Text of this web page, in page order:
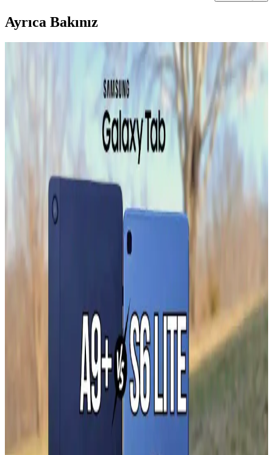
Ayrıca Bakınız
Samsung Smart TV'lerde Samsung TV Plus
Uygulamasından Çıkamama Sorunu ve Çözüm
Samsung Smart TV'lerde son yazılım güncellemesi sonrası TV Plus
uygulamasından çıkamama ve cihazın donması sorunu yaşanıyor.
Sorunun temel nedeni yazılım hatası olup, geçici çözümler ve resmi
destek önerileri sunulmaktadır.
Samsung Buzdolaplarında Buz Yapıcı Değişimi ve
Soğutucu Hattın Önemi
Samsung buzdolaplarında buz yapıcı değişimi, soğutucu hattın zarar
görmemesi için dikkat gerektirir. Yanlış müdahale tamirat maliyetini
artırabilir ve profesyonel destek önerilir.
Galaxy A02s Cihaz Güncellemeleri: Güncel Yazılım
Galaxy A02s cihazınızın performansını artırmak ve güvenliğini
sağlamak için düzenli güncellemeleri kontrol edin. Güncellemeler
yeni özellikler ve güvenlik iyileştirmeleri sunar.
Samsung Galaxy Z Flip7 ve Katlanabilir Akıllı
Telefonların Geleceği Üzerine Analiz
Samsung Galaxy Z Flip7 hakkında detaylar sınırlı olsa da,
katlanabilir telefonların tasarımı, avantajları ve zorlukları ile piyasa
beklentileri öne çıkıyor.
Xiaomi Redmi 13 ve Samsung Galaxy A16
Karşılaştırması Güncel Özellikler ve Teknolojik